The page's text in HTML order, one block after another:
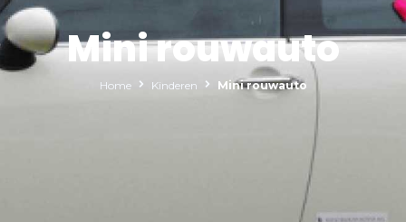
Mini rouwauto
Home Kinderen Mini rouwauto